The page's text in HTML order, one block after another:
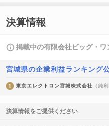
決算情報
掲載中の有限会社ビッグ・ワ
宮城県の企業利益ランキング
1 東京エレクトロン宮城株式会社 （純
決算情報をご提供ください